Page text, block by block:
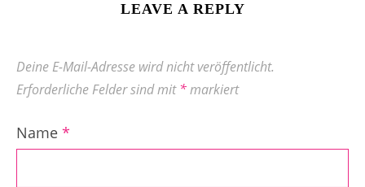
LEAVE A REPLY
Deine E-Mail-Adresse wird nicht veröffentlicht.
Erforderliche Felder sind mit*markiert
Name *